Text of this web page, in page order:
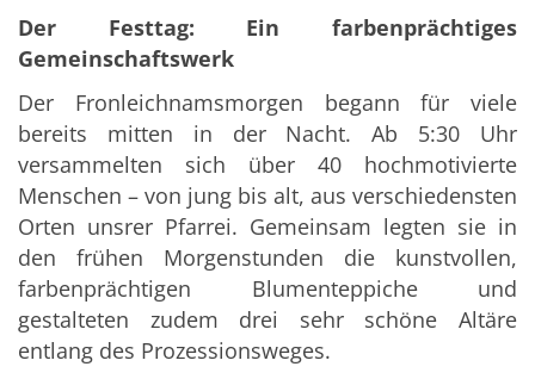
Der Festtag: Ein farbenprächtiges
Gemeinschaftswerk
Der Fronleichnamsmorgen begann für viele
bereits mitten in der Nacht. Ab 5:30 Uhr
versammelten sich über 40 hochmotivierte
Menschen – von jung bis alt, aus verschiedensten
Orten unsrer Pfarrei. Gemeinsam legten sie in
den frühen Morgenstunden die kunstvollen,
farbenprächtigen Blumenteppiche und
gestalteten zudem drei sehr schöne Altäre
entlang des Prozessionsweges.